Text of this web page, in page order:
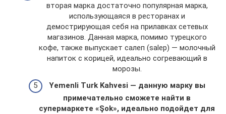
вторая марка достаточно популярная марка,
использующаяся в ресторанах и
демострирующая себя на прилавках сетевых
магазинов. Данная марка, помимо турецкого
кофе, также выпускает салеп (salep) — молочный
напиток с корицей, идеально согревающий в
морозы.
Yemenli Turk Kahvesi — данную марку вы
примечательно сможете найти в
супермаркете «Şok», идеально подойдет для